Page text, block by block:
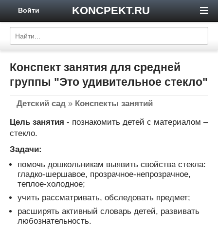
KONCPEKT.RU
Войти
Конспект занятия для средней
группы "Это удивительное стекло"
Детский сад » Конспекты занятий
Цель занятия - познакомить детей с материалом –
стекло.
Задачи:
помочь дошкольникам выявить свойства стекла:
гладко-шершавое, прозрачное-непрозрачное,
теплое-холодное;
учить рассматривать, обследовать предмет;
расширять активный словарь детей, развивать
любознательность.